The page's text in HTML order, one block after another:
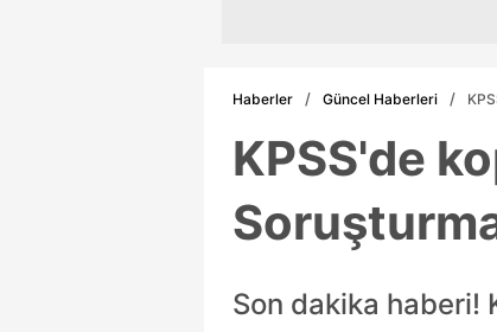
Haberler Güncel Haberleri
KPSS'de
Son dakika haberi!